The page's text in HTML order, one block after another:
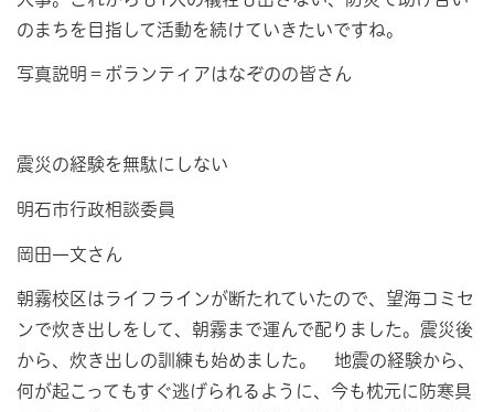
のまちを目指して活動を続けていきたいですね。
写真説明＝ボランティアはなぞのの皆さん
震災の経験を無駄にしない
明石市行政相談委員
岡田一文さん
朝霧校区はライフラインが断たれていたので、望海コミセ
ンで炊き出しをして、朝霧まで運んで配りました。震災後
から、炊き出しの訓練も始めました。 地震の経験から、
何が起こってもすぐ逃げられるように、今も枕元に防寒具